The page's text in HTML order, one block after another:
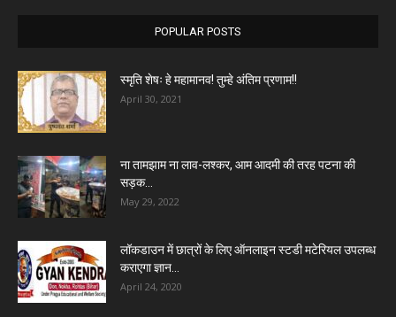
POPULAR POSTS
स्मृति शेषः हे महामानव! तुम्हे अंतिम प्रणाम!!
April 30, 2021
ना तामझाम ना लाव-लश्कर, आम आदमी की तरह पटना की
सड़क...
May 29, 2022
लॉकडाउन में छात्रों के लिए ऑनलाइन स्टडी मटेरियल उपलब्ध
कराएगा ज्ञान...
April 24, 2020